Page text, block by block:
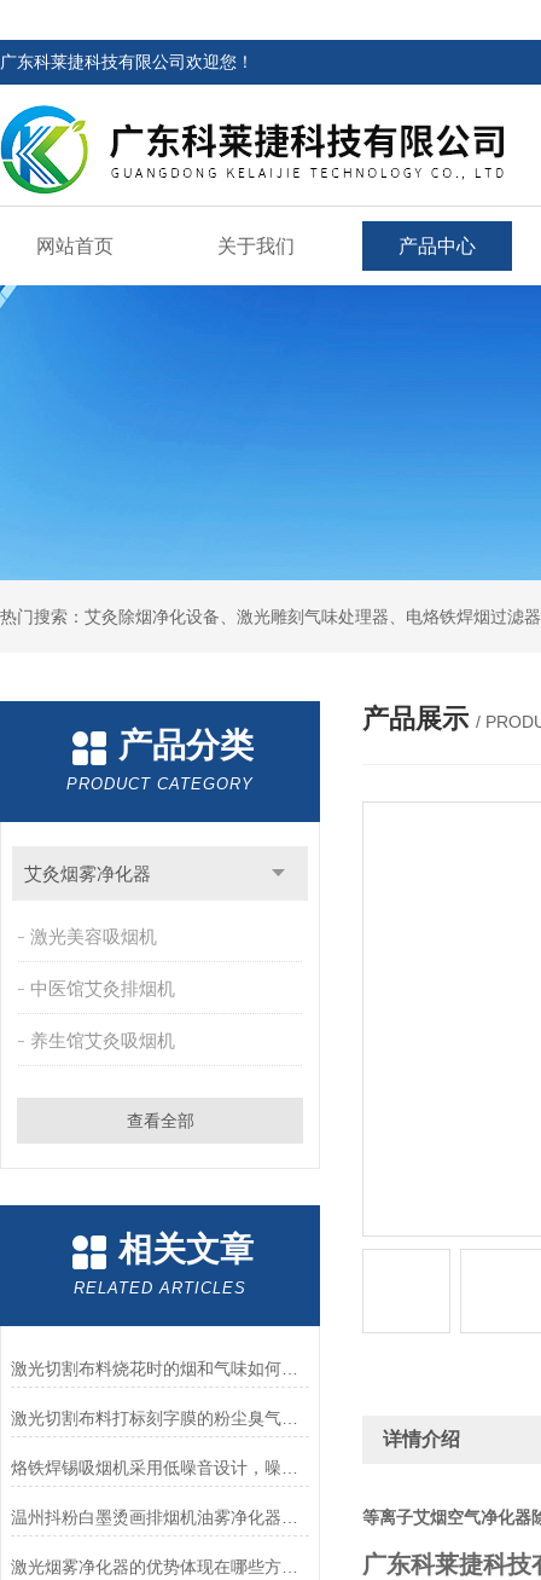
广东科莱捷科技有限公司欢迎您！
网站首页 关于我们 产品中心
产品分类
PRODUCT CATEGORY
艾灸烟雾净化器
激光美容吸烟机
中医馆艾灸排烟机
养生馆艾灸吸烟机
查看全部
相关文章
RELATED ARTICLES
激光切割布料烧花时的烟和气味如何才能处理解决掉
激光切割布料打标刻字膜的粉尘臭气该如何处理
激光烟雾净化器的优势体现在哪些方面？
产品展示 /
详情介绍
等离子艾烟空气净化器
广东科莱捷科技